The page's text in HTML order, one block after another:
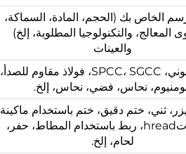
الخاص بك (الحجم، المادة، السماكة،
المعالج، والتكنولوجيا المطلوبة، إلخ)
والعينات
فولاذ كربوني، SPCC، SGCC، فولاذ مقاوم للصدأ،
نحاس، فضي، نحاس، إلخ.
ثني، ختم دقيق، ختم باستخدام ماكينة
CNC، تhread، ربط باستخدام المطاط، حفر،
لحام، إلخ.